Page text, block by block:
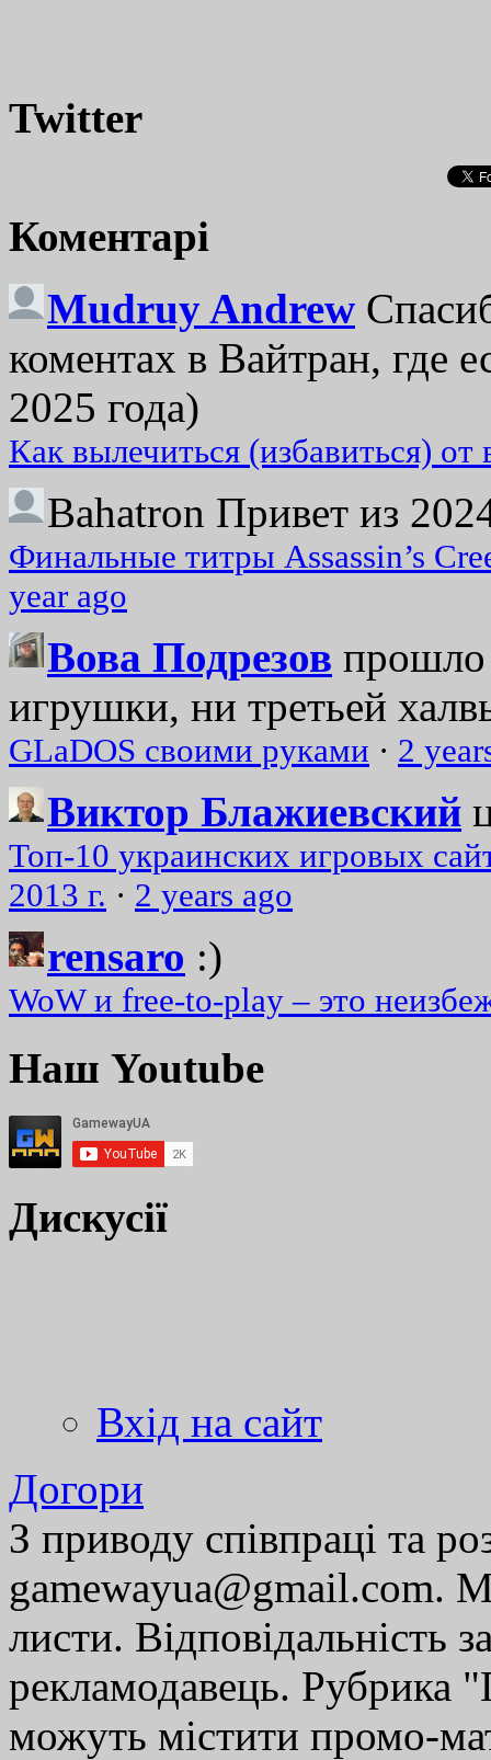
Twitter
Коментарі
Mudruy Andrew
коментах в Вайтран, где
2025 года)
Как вылечиться (избавиться)
Bahatron Привет из
Финальные титры Assassin’s
year ago
Вова Подрезов прошло
игрушки, ни третьей
GLaDOS своими руками · 2
Виктор Блажиевский
Топ-10 украинских игровых
2013 г. · 2 years ago
rensaro :)
WoW и free-to-play – это
Наш Youtube
Дискусії
Вхід на сайт
Догори
З приводу співпраці та
gamewayua@gmail.com.
листи. Відповідальність
рекламодавець. Рубрика
можуть містити промо-